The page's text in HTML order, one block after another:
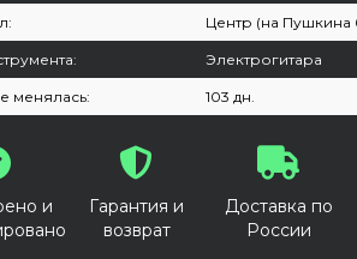
Центр (на Пушкина
Электрогитара
менялась: 103 дн.
и
Гарантия и
возврат
Доставка по
России